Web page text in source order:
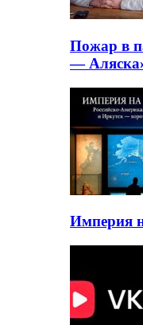
Пожар в
—
Империя